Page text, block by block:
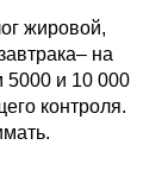
жировой,
на
5000 и 10 000
контроля.